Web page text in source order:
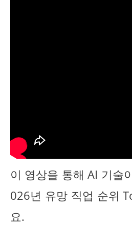
이 영상을 통해 AI 기술
026년 유망 직업 순위
요.